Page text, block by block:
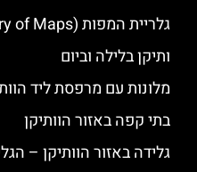
גלריית המפות (Gallery of Maps) בוותיקן
ותיקן בלילה וביום
מלונות עם מרפסת ליד
בתי קפה באזור הוותיקן
גלידה באזור הוותיקן –